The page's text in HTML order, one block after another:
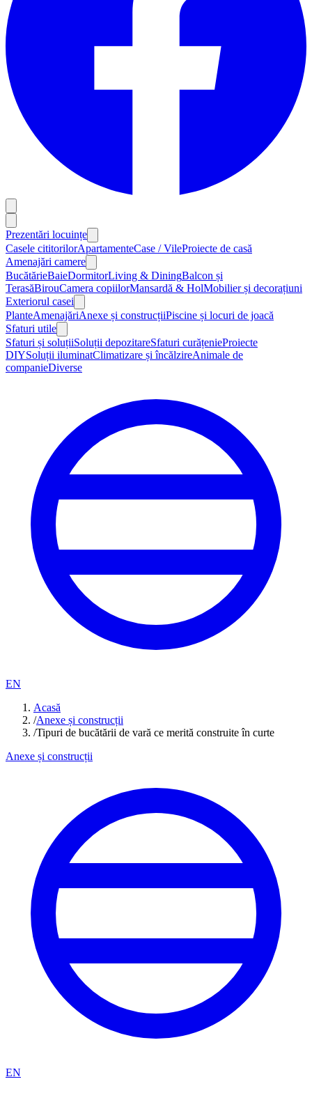
Prezentări locuințe
Casele cititorilorApartamenteCase / VileProiecte de casă
Amenajări camere
BucătărieBaieDormitorLiving & DiningBalcon și
TerasăBirouCamera copiilorMansardă & HolMobilier și decorațiuni
Exteriorul casei
PlanteAmenajăriAnexe și construcțiiPiscine și locuri de joacă
Sfaturi utile
Sfaturi și soluțiiSoluții depozitareSfaturi curățenieProiecte
DIYSoluții iluminatClimatizare și încălzireAnimale de
companieDiverse
EN
Acasă
/Anexe și construcții
/Tipuri de bucătării de vară ce merită construite în curte
Anexe și construcții
EN